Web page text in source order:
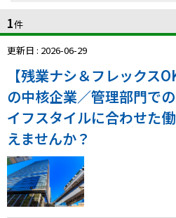
1件
更新日 : 2026-06-29
【残業ナシ＆フレックス
の中核企業／管理部門で
イフスタイルに合わせた
えませんか？
障害者専門の求人検索・スカウトサ
就労移行支援サービス
障害別専門支援の就労移行支援サ
IT・Web制作スキルを身につける
よくある質問
採用をお考えの企業様はこちら
メニューを